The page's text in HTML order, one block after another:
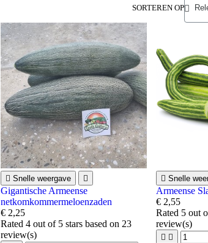
SORTEREN OP
 Snelle weergave 
Gigantische Armeense
netkomkommermeloenzaden
€ 2,25
Rated4 out of 5 stars based on 23
review(s)
 Snelle
Armeense
€ 2,55
Rated 5out
review(s)
 